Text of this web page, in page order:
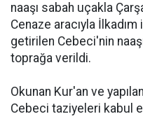
naaşı sabah uçakla
Cenaze aracıyla
getirilen Cebeci'nin
toprağa verildi.
Okunan Kur'an ve
Cebeci taziyeleri kabul